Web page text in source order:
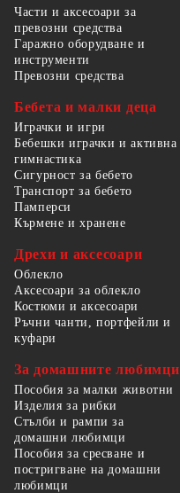
Части и аксесоари за
превозни средства
Гаражно оборудване и
инструменти
Превозни средства
Бебета и малки деца
Играчки и игри
Бебешки играчки и активна
гимнастика
Сигурност за бебето
Транспорт за бебето
Памперси
Кърмене и хранене
Дрехи и аксесоари
Облекло
Аксесоари за облекло
Костюми и аксесоари
Ръчни чанти, портфейли и
куфари
За домашните любимци
Пособия за малки животни
Изделия за рибки
Стълби и рампи за
домашни любимци
Пособия за сресване и
постригване на домашни
любимци